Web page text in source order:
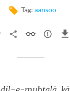
Tag: aansoo